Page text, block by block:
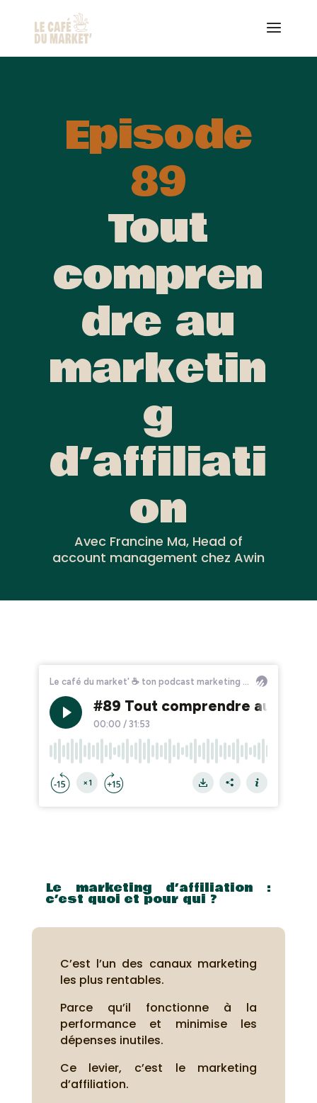
Episode
89
Tout
compren
dre au
marketin
g
d’affiliati
on
Avec Francine Ma, Head of
account management chez Awin
Le marketing d’affiliation :
c’est quoi et pour qui ?
C’est l’un des canaux marketing
les plus rentables.
Parce qu’il fonctionne à la
performance et minimise les
dépenses inutiles.
Ce levier, c’est le marketing
d’affiliation.